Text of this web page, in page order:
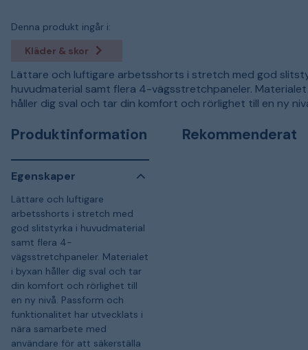
Denna produkt ingår i:
Kläder & skor
Lättare och luftigare arbetsshorts i stretch med god
huvudmaterial samt flera 4-vägsstretchpaneler.
håller dig sval och tar din komfort och rörlighet till en ny
Produktinformation
Egenskaper
Lättare och luftigare
arbetsshorts i stretch med
god slitstyrka i huvudmaterial
samt flera 4-
vägsstretchpaneler. Materialet
i byxan håller dig sval och tar
din komfort och rörlighet till
en ny nivå. Passform och
funktionalitet har utvecklats i
nära samarbete med
användare för att säkerställa
Rekommenderat